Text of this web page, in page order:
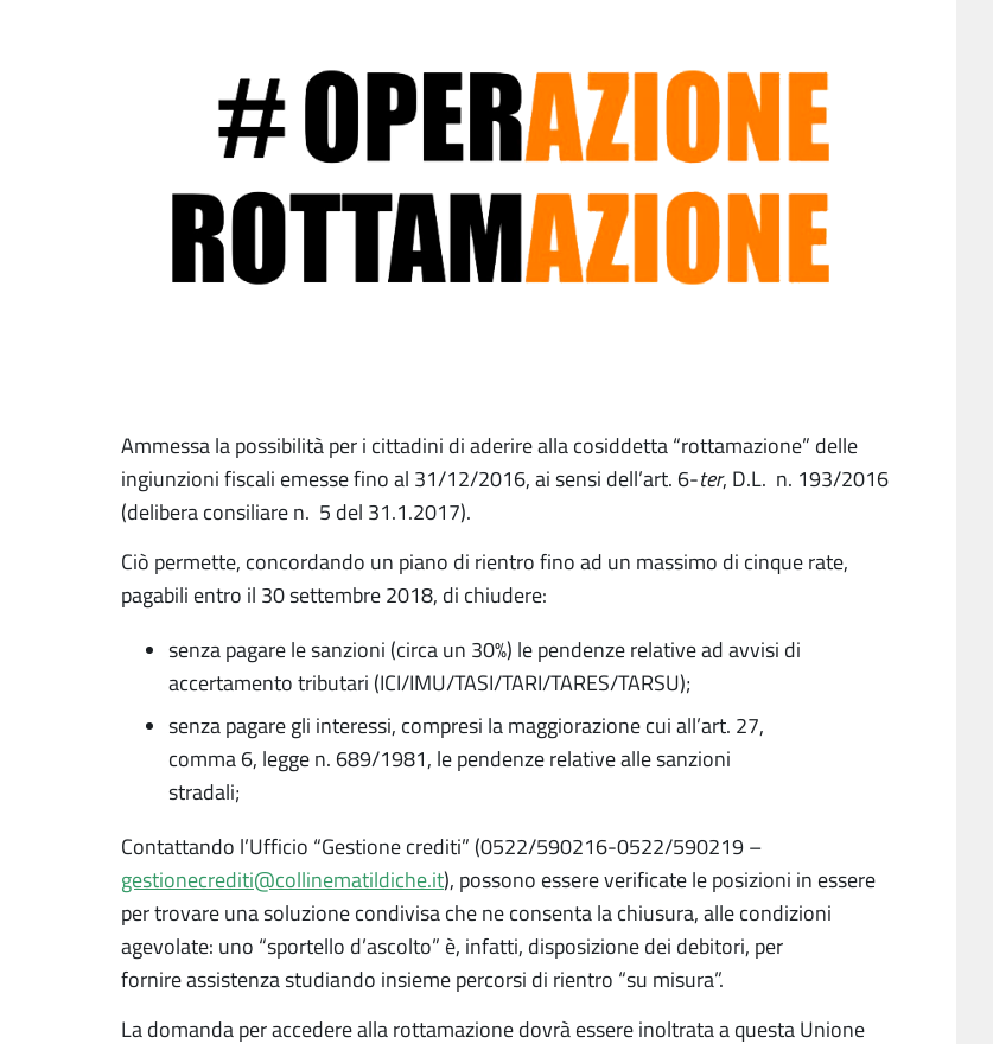
Ammessa la possibilità per i cittadini di aderire alla cosiddetta “rottamazione” delle
ingiunzioni fiscali emesse fino al 31/12/2016, ai sensi dell’art. 6-ter, D.L. n. 193/2016
(delibera consiliare n. 5 del 31.1.2017).
Ciò permette, concordando un piano di rientro fino ad un massimo di cinque rate,
pagabili entro il 30 settembre 2018, di chiudere:
senza pagare le sanzioni (circa un 30%) le pendenze relative ad avvisi di
accertamento tributari (ICI/IMU/TASI/TARI/TARES/TARSU);
senza pagare gli interessi, compresi la maggiorazione cui all’art. 27,
comma 6, legge n. 689/1981, le pendenze relative alle sanzioni
stradali;
Contattando l’Ufficio “Gestione crediti” (0522/590216-0522/590219 –
gestionecrediti@collinematildiche.it), possono essere verificate le posizioni in essere
per trovare una soluzione condivisa che ne consenta la chiusura, alle condizioni
agevolate: uno “sportello d’ascolto” è, infatti, disposizione dei debitori, per
fornire assistenza studiando insieme percorsi di rientro “su misura”.
La domanda per accedere alla rottamazione dovrà essere inoltrata a questa Unione